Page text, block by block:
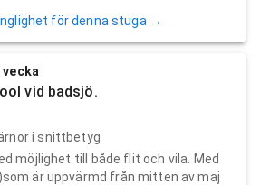
för denna stuga →
vecka
vid badsjö.
i snittbetyg
möjlighet till både flit och vila. Med
är uppvärmd från mitten av maj